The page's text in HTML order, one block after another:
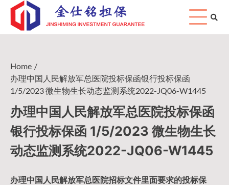
Skip
content
Home
办理中国人民解放军总医院投标保函银行投标保函
1/5/2023 微生物生长动态监测系统2022-JQ06-W1445
办理中国人民解放军总医院投标保函
银行投标保函 1/5/2023 微生物生长
动态监测系统2022-JQ06-W1445
办理中国人民解放军总医院招标文件里面要求的投标保